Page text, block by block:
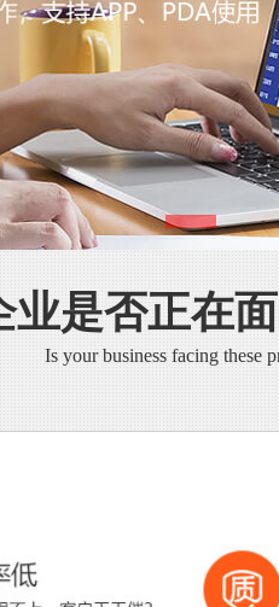
业是否正在
Is your business facing these